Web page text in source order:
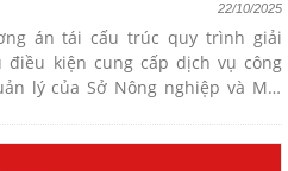
22/10/2025
án tái cấu trúc quy trình giải
kiện cung cấp dịch vụ công
lý của Sở Nông nghiệp và Môi